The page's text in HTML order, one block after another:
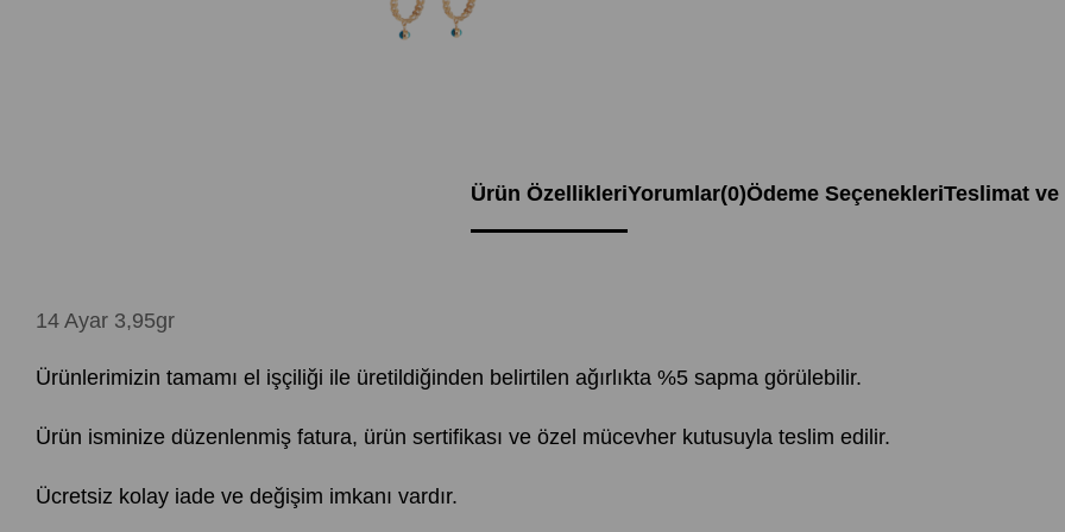
Ürün ÖzellikleriYorumlar(0)Ödeme SeçenekleriTeslimat ve
14 Ayar 3,95gr
Ürünlerimizin tamamı el işçiliği ile üretildiğinden belirtilen ağırlıkta %5 sapma görülebilir.
Ürün isminize düzenlenmiş fatura, ürün sertifikası ve özel mücevher kutusuyla teslim edilir.
Ücretsiz kolay iade ve değişim imkanı vardır.